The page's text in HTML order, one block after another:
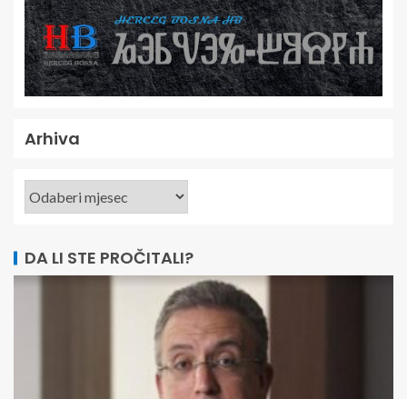
Arhiva
DA LI STE PROČITALI?